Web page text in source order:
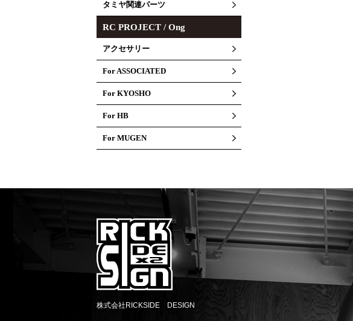
タミヤ関連パーツ
RC PROJECT / Ong
アクセサリー
For ASSOCIATED
For KYOSHO
For HB
For MUGEN
株式会社RICKSIDE DESIGN